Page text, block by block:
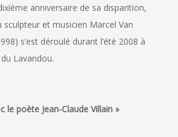
anniversaire de sa disparition,
et musicien Marcel Van
s’est déroulé durant l’été 2008 à
Lavandou.
le poète Jean-Claude Villain »